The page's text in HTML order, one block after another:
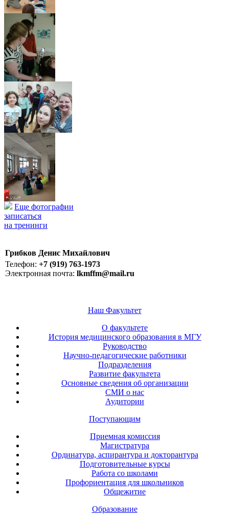
Еще фотографии
записаться
на тренинги
Грибков Денис Михайлович
Телефон: +7 (919) 763-1973
Электронная почта: lkmffm@mail.ru
Наш Факультет
О факультете
История медицинского образования в МГУ
Руководство
Научно-педагогические работники
Подразделения
Развитие факультета
Основные сведения об организации
СМИ о нас
Аудитории
Поступающим
Приемная комиссия
Магистратура
Ординатура, аспирантура и докторантура
Подготовительные курсы
Работа со школами
Профориентация для школьников
Общежитие
Образование